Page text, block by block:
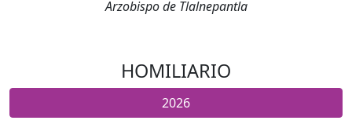
Arzobispo de Tlalnepantla
HOMILIARIO
2026